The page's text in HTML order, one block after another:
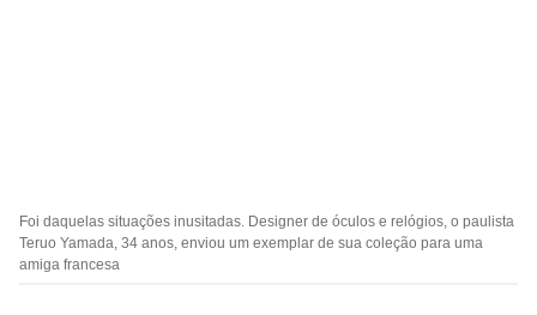
Foi daquelas situações inusitadas. Designer de óculos e relógios, o paulista
Teruo Yamada, 34 anos, enviou um exemplar de sua coleção para uma
amiga francesa